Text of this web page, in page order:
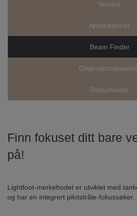
Service
Applikasjoner
Beam Finder
Dokumenter
Finn fokuset ditt bare
på!
Lightfoot-merkehodet er utviklet med
og har en integrert pilotstråle-fokussøker.